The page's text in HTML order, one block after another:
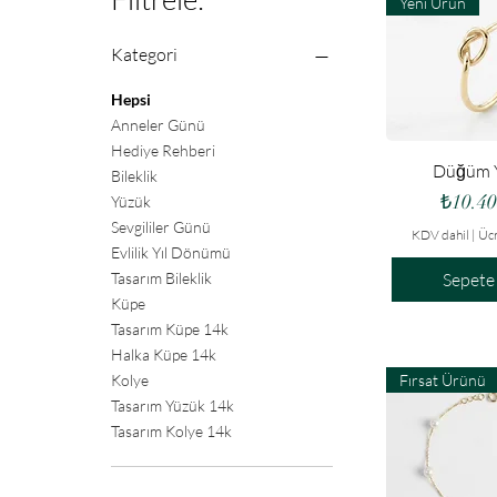
Kategori
Hepsi
Anneler Günü
Hediye Rehberi
Bileklik
Yüzük
Sevgililer Günü
Evlilik Yıl Dönümü
Tasarım Bileklik
Küpe
Tasarım Küpe 14k
Halka Küpe 14k
Kolye
Tasarım Yüzük 14k
Tasarım Kolye 14k
Hızlı
Düğüm
Fiyat
KDV dahil |
Fırsat Ürünü